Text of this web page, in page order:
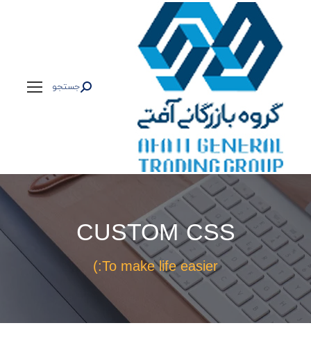
جستجو:
جستجو
CUSTOM CSS
To make life easier:)